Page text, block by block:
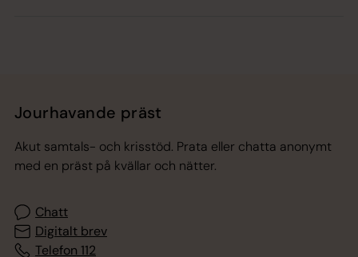
Jourhavande präst
Akut samtals- och krisstöd. Prata eller chatta anonymt
med en präst på kvällar och nätter.
Chatt
Digitalt brev
Telefon 112